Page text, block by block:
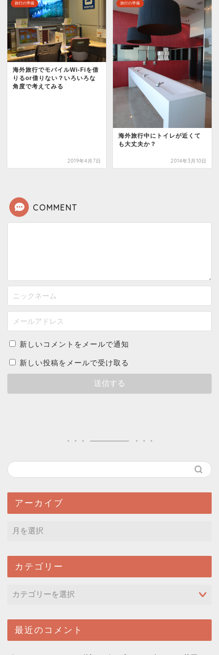
旅行の準備
海外旅行でモバイルWi-Fiを借
りるor借りない？いろいろな
角度で考えてみる
2019年4月7日
旅行の準備
海外旅行中にトイレが近くて
も大丈夫か？
2014年3月10日
COMMENT
新しいコメントをメールで通知
新しい投稿をメールで受け取る
アーカイブ
カテゴリー
最近のコメント